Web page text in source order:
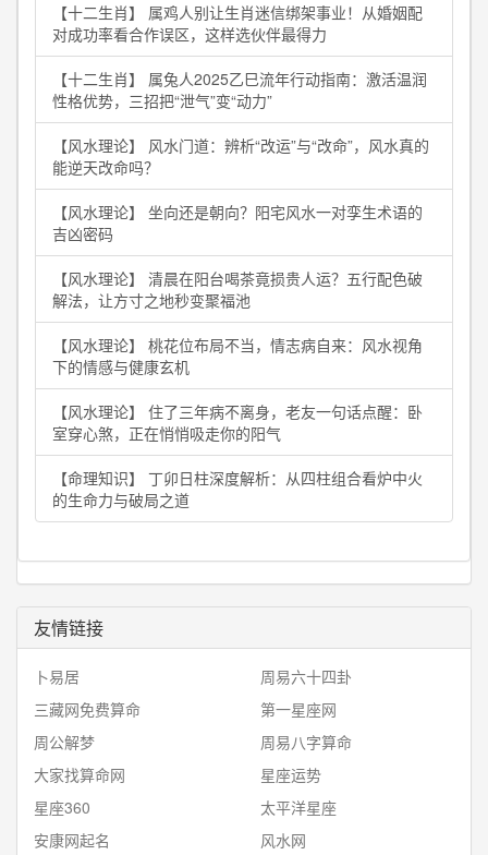
【十二生肖】 属鸡人别让生肖迷信绑架事业！从婚姻配
对成功率看合作误区，这样选伙伴最得力
【十二生肖】 属兔人2025乙巳流年行动指南：激活温润
性格优势，三招把“泄气”变“动力”
【风水理论】 风水门道：辨析“改运”与“改命”，风水真的
能逆天改命吗？
【风水理论】 坐向还是朝向？阳宅风水一对孪生术语的
吉凶密码
【风水理论】 清晨在阳台喝茶竟损贵人运？五行配色破
解法，让方寸之地秒变聚福池
【风水理论】 桃花位布局不当，情志病自来：风水视角
下的情感与健康玄机
【风水理论】 住了三年病不离身，老友一句话点醒：卧
室穿心煞，正在悄悄吸走你的阳气
【命理知识】 丁卯日柱深度解析：从四柱组合看炉中火
的生命力与破局之道
友情链接
卜易居
周易六十四卦
三藏网免费算命
第一星座网
周公解梦
周易八字算命
大家找算命网
星座运势
星座360
太平洋星座
安康网起名
风水网